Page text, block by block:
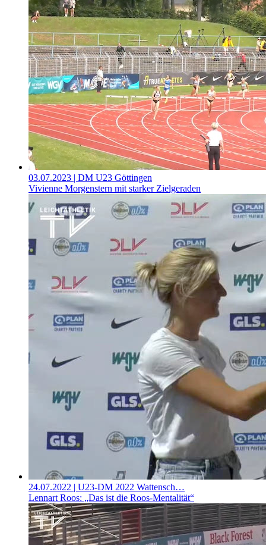
03.07.2023 | DM U23 Göttingen
Vivienne Morgenstern mit starker Zielgeraden
24.07.2022 | U23-DM 2022 Wattensch…
Lennart Roos: „Das ist die Roos-Mentalität“